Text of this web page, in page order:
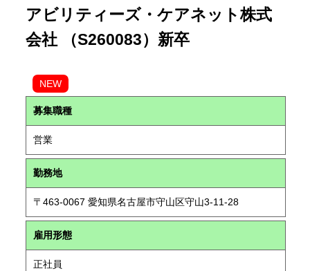
アビリティーズ・ケアネット株式
会社 （S260083）新卒
NEW
募集職種
営業
勤務地
〒463-0067 愛知県名古屋市守山区守山3-11-28
雇用形態
正社員